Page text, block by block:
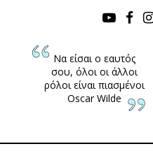
Να είσαι ο εαυτός
σου, όλοι οι άλλοι
ρόλοι είναι πιασμένοι
Oscar Wilde